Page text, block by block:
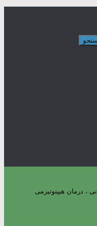
، درمان هیپنوتیزمی